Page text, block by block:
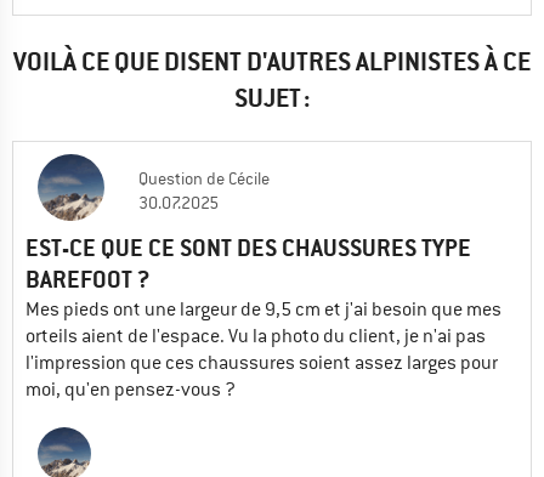
VOILÀ CE QUE DISENT D'AUTRES ALPINISTES À CE
SUJET :
Question de Cécile
30.07.2025
EST-CE QUE CE SONT DES CHAUSSURES TYPE
BAREFOOT ?
Mes pieds ont une largeur de 9,5 cm et j'ai besoin que mes
orteils aient de l'espace. Vu la photo du client, je n'ai pas
l'impression que ces chaussures soient assez larges pour
moi, qu'en pensez-vous ?